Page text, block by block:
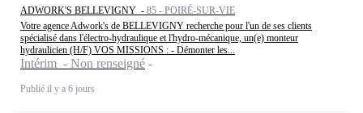
ADWORK'S BELLEVIGNY - 85 - POIRÉ-SUR-VIE
Votre agence Adwork's de BELLEVIGNY recherche pour l'un de ses clients
spécialisé dans l'électro-hydraulique et l'hydro-mécanique, un(e) monteur
hydraulicien (H/F) VOS MISSIONS : - Démonter les...
Intérim - Non renseigné
Publié il y a 6 jours